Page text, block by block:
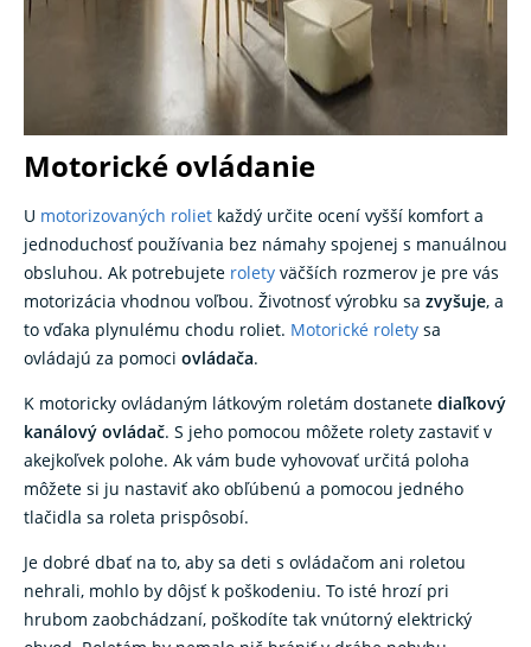
Motorické ovládanie
U motorizovaných roliet každý určite ocení vyšší komfort a
jednoduchosť používania bez námahy spojenej s manuálnou
obsluhou. Ak potrebujete rolety väčších rozmerov je pre vás
motorizácia vhodnou voľbou. Životnosť výrobku sa zvyšuje, a
to vďaka plynulému chodu roliet. Motorické rolety sa
ovládajú za pomoci ovládača.
K motoricky ovládaným látkovým roletám dostanete diaľkový
kanálový ovládač. S jeho pomocou môžete rolety zastaviť v
akejkoľvek polohe. Ak vám bude vyhovovať určitá poloha
môžete si ju nastaviť ako obľúbenú a pomocou jedného
tlačidla sa roleta prispôsobí.
Je dobré dbať na to, aby sa deti s ovládačom ani roletou
nehrali, mohlo by dôjsť k poškodeniu. To isté hrozí pri
hrubom zaobchádzaní, poškodíte tak vnútorný elektrický